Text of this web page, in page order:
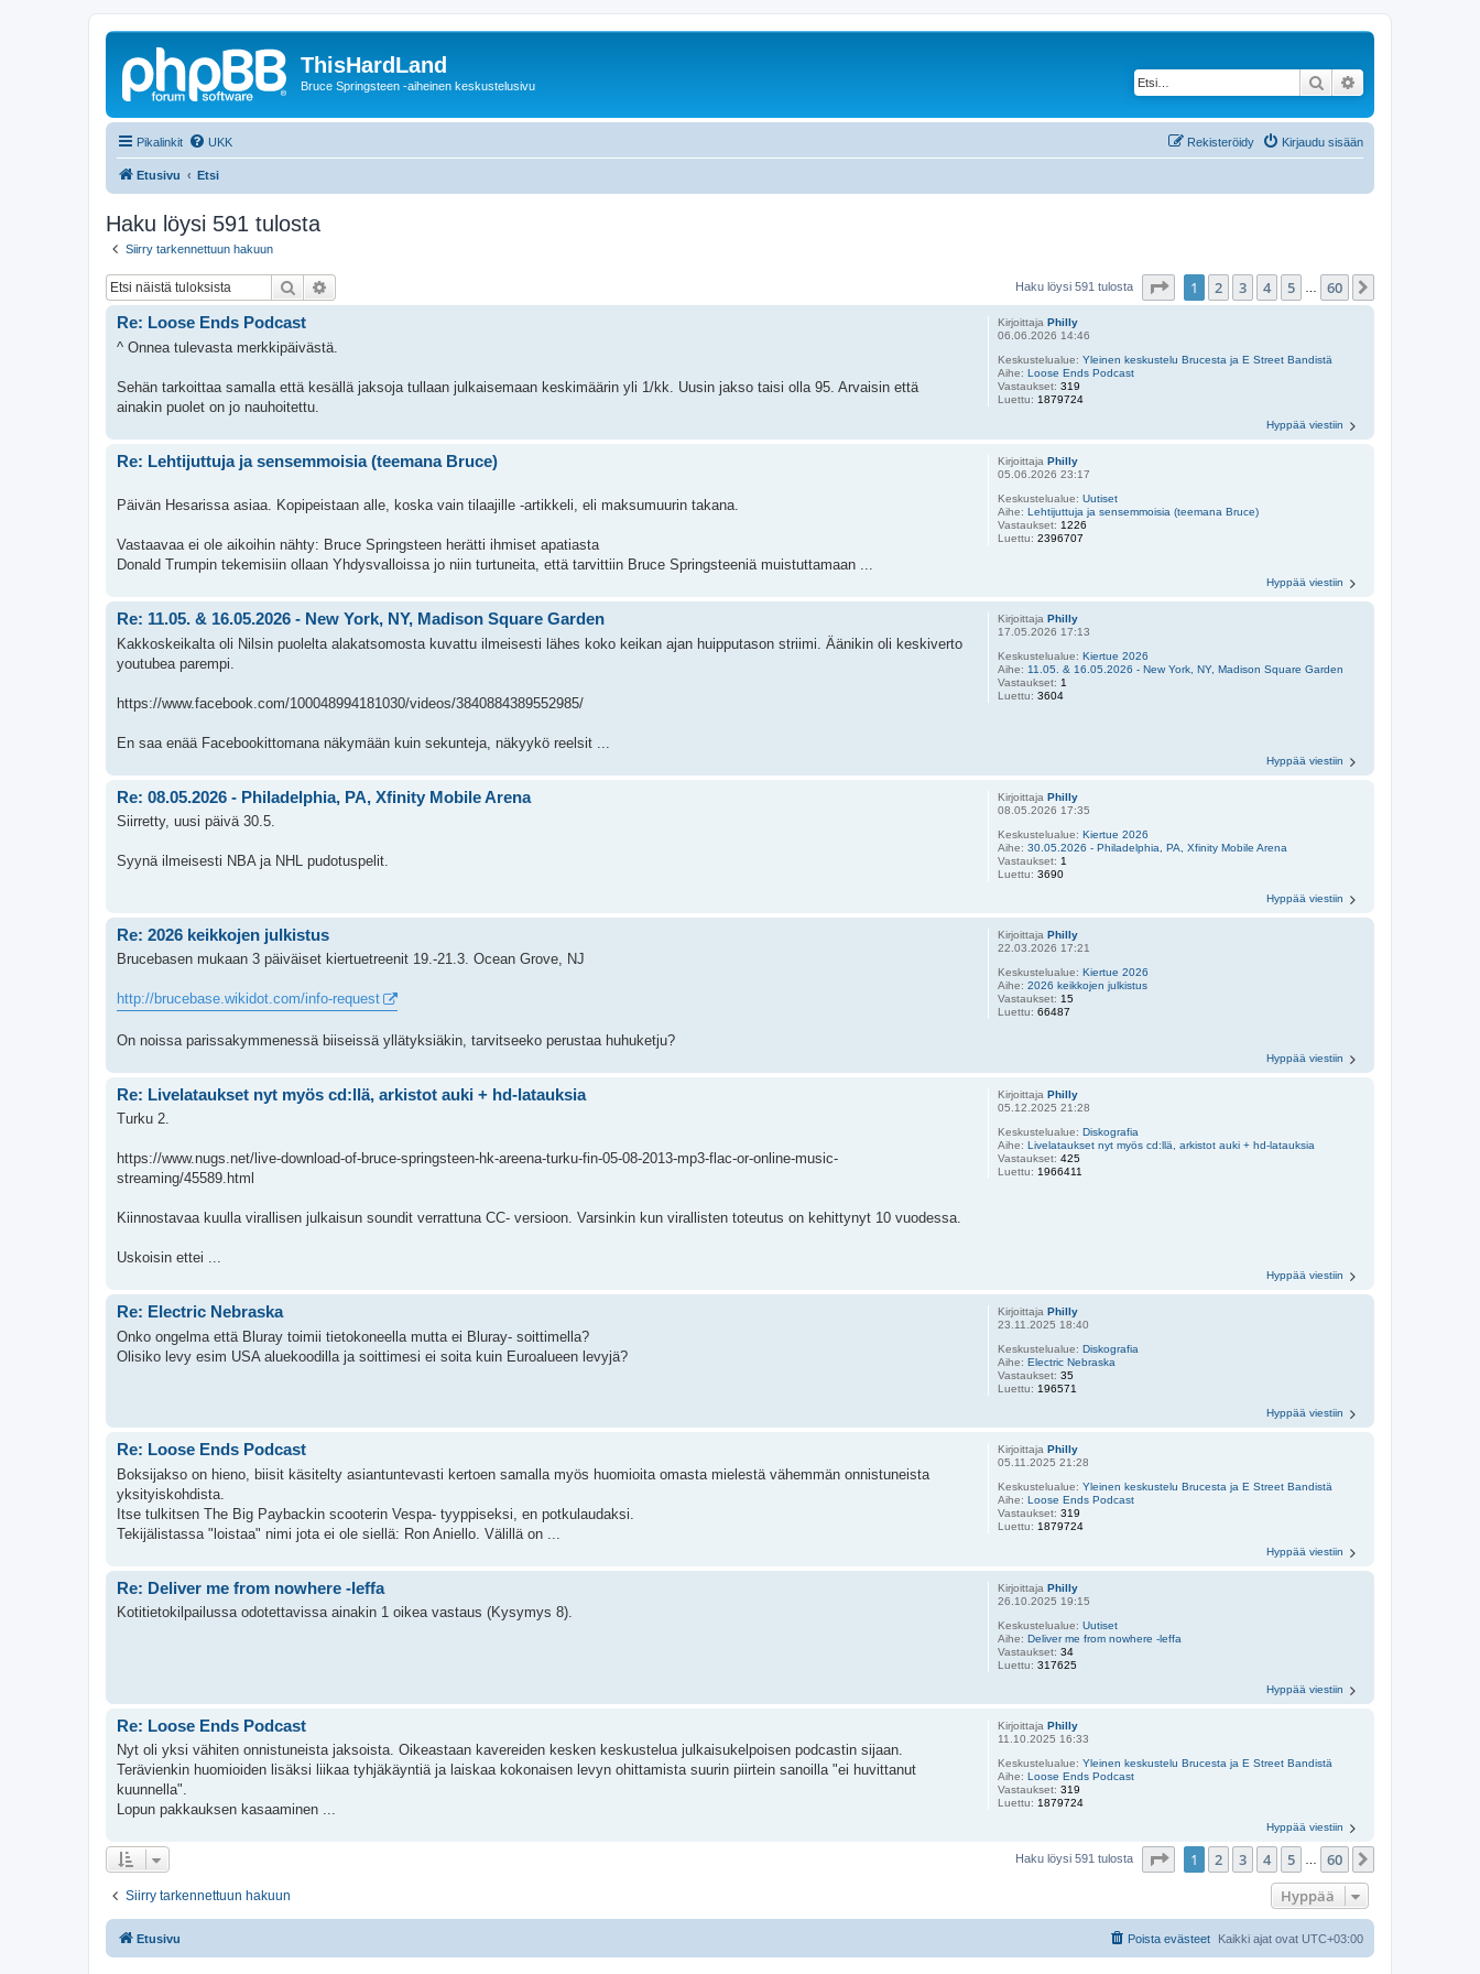
ThisHardLand
Bruce Springsteen -aiheinen keskustelusivu Etsi
Pikalinkit UKK Kirjaudu sisään
Rekisteröidy
Etusivu Etsi
Haku löysi 591 tulosta
Siirry tarkennettuun hakuun
Etsi Haku löysi 591 tulosta Sivu 60
1 2 3 4 5 60
KirjoittajaPhilly
06.06.2026 14:46
Keskustelualue:Yleinen keskustelu Brucesta ja E Street Bandistä
Aihe:Loose Ends Podcast
Vastaukset:319
Luettu: 1879724
Re: Loose Ends Podcast
^ Onnea tulevasta merkkipäivästä.
Sehän tarkoittaa samalla että kesällä jaksoja tullaan julkaisemaan keskimäärin yli 1/kk. Uusin jakso taisi olla 95. Arvaisin että
ainakin puolet on jo nauhoitettu.
Hyppää viestiin
KirjoittajaPhilly
05.06.2026 23:17
Keskustelualue:Uutiset
Aihe:Lehtijuttuja ja sensemmoisia (teemana Bruce)
Vastaukset: 1226
Luettu:2396707
Re: Lehtijuttuja ja sensemmoisia (teemana Bruce)
Päivän Hesarissa asiaa. Kopipeistaan alle, koska vain tilaajille -artikkeli, eli maksumuurin takana.
Vastaavaa ei ole aikoihin nähty: Bruce Springsteen herätti ihmiset apatiasta
Donald Trumpin tekemisiin ollaan Yhdysvalloissa jo niin turtuneita, että tarvittiin Bruce Springsteeniä muistuttamaan ...
Hyppää viestiin
KirjoittajaPhilly
17.05.2026 17:13
Keskustelualue:Kiertue 2026
Aihe: 11.05. & 16.05.2026 - New York, NY, Madison Square Garden
Vastaukset: 1
Luettu:3604
Re: 11.05. & 16.05.2026 - New York, NY, Madison Square Garden
Kakkoskeikalta oli Nilsin puolelta alakatsomosta kuvattu ilmeisesti lähes koko keikan ajan huipputason striimi. Äänikin oli keskiverto
youtubea parempi.
https://www.facebook.com/100048994181030/videos/3840884389552985/
En saa enää Facebookittomana näkymään kuin sekunteja, näkyykö reelsit ...
Hyppää viestiin
KirjoittajaPhilly
08.05.2026 17:35
Keskustelualue:Kiertue 2026
Aihe:30.05.2026 - Philadelphia, PA, Xfinity Mobile Arena
Vastaukset: 1
Luettu:3690
Re: 08.05.2026 - Philadelphia, PA, Xfinity Mobile Arena
Siirretty, uusi päivä 30.5.
Syynä ilmeisesti NBA ja NHL pudotuspelit.
Hyppää viestiin
KirjoittajaPhilly
22.03.2026 17:21
Keskustelualue:Kiertue 2026
Aihe:2026 keikkojen julkistus
Vastaukset: 15
Luettu:66487
Re: 2026 keikkojen julkistus
Brucebasen mukaan 3 päiväiset kiertuetreenit 19.-21.3. Ocean Grove, NJ
http://brucebase.wikidot.com/info-request
On noissa parissakymmenessä biiseissä yllätyksiäkin, tarvitseeko perustaa huhuketju?
Hyppää viestiin
KirjoittajaPhilly
05.12.2025 21:28
Keskustelualue:Diskografia
Aihe:Livelataukset nyt myös cd:llä, arkistot auki + hd-latauksia
Vastaukset:425
Luettu: 1966411
Re: Livelataukset nyt myös cd:llä, arkistot auki + hd-latauksia
Turku 2.
https://www.nugs.net/live-download-of-bruce-springsteen-hk-areena-turku-fin-05-08-2013-mp3-flac-or-online-music-
streaming/45589.html
Kiinnostavaa kuulla virallisen julkaisun soundit verrattuna CC- versioon. Varsinkin kun virallisten toteutus on kehittynyt 10 vuodessa.
Uskoisin ettei ...
Hyppää viestiin
KirjoittajaPhilly
23.11.2025 18:40
Keskustelualue:Diskografia
Aihe:Electric Nebraska
Vastaukset:35
Luettu: 196571
Re: Electric Nebraska
Onko ongelma että Bluray toimii tietokoneella mutta ei Bluray- soittimella?
Olisiko levy esim USA aluekoodilla ja soittimesi ei soita kuin Euroalueen levyjä?
Hyppää viestiin
KirjoittajaPhilly
05.11.2025 21:28
Keskustelualue:Yleinen keskustelu Brucesta ja E Street Bandistä
Aihe:Loose Ends Podcast
Vastaukset:319
Luettu: 1879724
Re: Loose Ends Podcast
Boksijakso on hieno, biisit käsitelty asiantuntevasti kertoen samalla myös huomioita omasta mielestä vähemmän onnistuneista
yksityiskohdista.
Itse tulkitsen The Big Paybackin scooterin Vespa- tyyppiseksi, en potkulaudaksi.
Tekijälistassa "loistaa" nimi jota ei ole siellä: Ron Aniello. Välillä on ...
Hyppää viestiin
KirjoittajaPhilly
26.10.2025 19:15
Keskustelualue:Uutiset
Aihe:Deliver me from nowhere -leffa
Vastaukset:34
Luettu:317625
Re: Deliver me from nowhere -leffa
Kotitietokilpailussa odotettavissa ainakin 1 oikea vastaus (Kysymys 8).
Hyppää viestiin
KirjoittajaPhilly
11.10.2025 16:33
Keskustelualue:Yleinen keskustelu Brucesta ja E Street Bandistä
Aihe:Loose Ends Podcast
Vastaukset:319
Luettu: 1879724
Re: Loose Ends Podcast
Nyt oli yksi vähiten onnistuneista jaksoista. Oikeastaan kavereiden kesken keskustelua julkaisukelpoisen podcastin sijaan.
Terävienkin huomioiden lisäksi liikaa tyhjäkäyntiä ja laiskaa kokonaisen levyn ohittamista suurin piirtein sanoilla "ei huvittanut
kuunnella".
Lopun pakkauksen kasaaminen ...
Hyppää viestiin
Haku löysi 591 tulosta Sivu 60
1 2 3 4 5 60
Siirry tarkennettuun hakuun Hyppää
Etusivu Kaikki ajat ovat UTC+03:00
Poista evästeet